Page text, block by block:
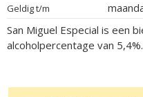
Geldig t/m
San Miguel Especial is een
alcoholpercentage van 5,4%.